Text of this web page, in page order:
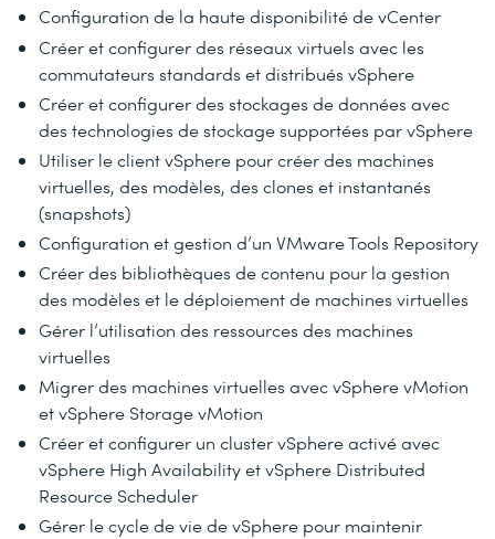
Configuration de la haute disponibilité de vCenter
Créer et configurer des réseaux virtuels avec les
commutateurs standards et distribués vSphere
Créer et configurer des stockages de données avec
des technologies de stockage supportées par vSphere
Utiliser le client vSphere pour créer des machines
virtuelles, des modèles, des clones et instantanés
(snapshots)
Configuration et gestion d’un VMware Tools Repository
Créer des bibliothèques de contenu pour la gestion
des modèles et le déploiement de machines virtuelles
Gérer l’utilisation des ressources des machines
virtuelles
Migrer des machines virtuelles avec vSphere vMotion
et vSphere Storage vMotion
Créer et configurer un cluster vSphere activé avec
vSphere High Availability et vSphere Distributed
Resource Scheduler
Gérer le cycle de vie de vSphere pour maintenir